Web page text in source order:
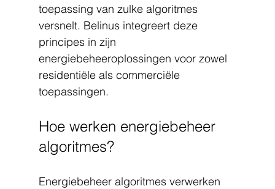
toepassing van zulke algoritmes
versnelt. Belinus integreert deze
principes in zijn
energiebeheeroplossingen voor zowel
residentiële als commerciële
toepassingen.
Hoe werken energiebeheer
algoritmes?
Energiebeheer algoritmes verwerken